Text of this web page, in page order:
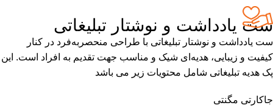
ست یادداشت و نوشتار تبلیغاتی
ست یادداشت و نوشتار تبلیغاتی با طراحی منحصربه‌فرد در کنار
کیفیت و زیبایی، هدیه‌ای شیک و مناسب جهت تقدیم به افراد است. این
پک هدیه تبلیغاتی شامل محتویات زیر می باشد
جاکارتی مگنتی